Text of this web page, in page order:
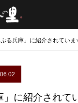
ぷる兵庫」に紹介されていま
」に紹介されて